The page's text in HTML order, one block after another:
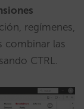
regímenes,
combinar las
CTRL.